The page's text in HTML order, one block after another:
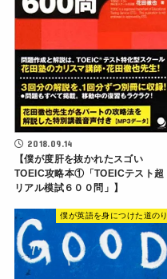
2018.09.14
【僕が度肝を抜かれたスゴい
TOEIC攻略本①「TOEICテスト超
リアル模試６００問」】
僕が英語を身につけた道のり